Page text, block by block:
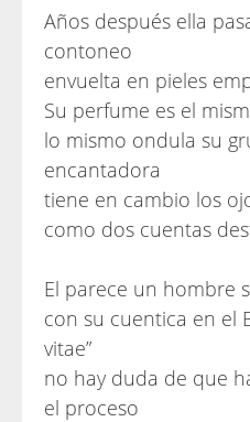
Años después ella
contoneo
envuelta en pieles
Su perfume es el
lo mismo ondula su
encantadora
tiene en cambio los
como dos cuentas
El parece un hombre
con su cuentica en el
vitae”
no hay duda de que
el proceso